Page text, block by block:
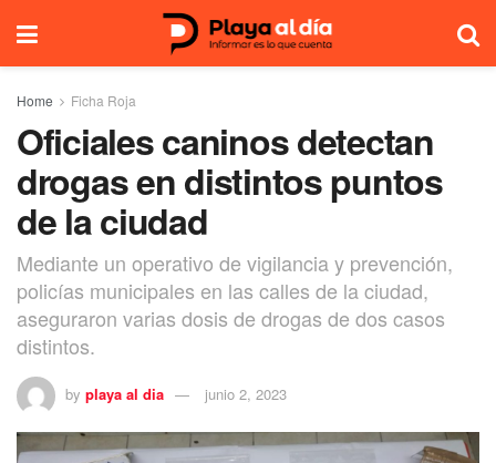
Home Ficha Roja
Oficiales caninos detectan
drogas en distintos puntos
de la ciudad
Mediante un operativo de vigilancia y prevención,
policías municipales en las calles de la ciudad,
aseguraron varias dosis de drogas de dos casos
distintos.
by playa al dia junio 2, 2023